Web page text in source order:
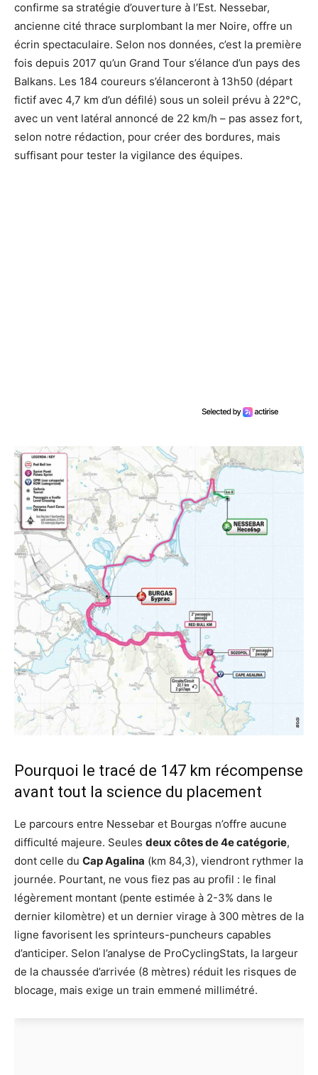
confirme sa stratégie d’ouverture à l’Est. Nessebar,
ancienne cité thrace surplombant la mer Noire, offre un
écrin spectaculaire. Selon nos données, c’est la première
fois depuis 2017 qu’un Grand Tour s’élance d’un pays des
Balkans. Les 184 coureurs s’élanceront à 13h50 (départ
fictif avec 4,7 km d’un défilé) sous un soleil prévu à 22°C,
avec un vent latéral annoncé de 22 km/h – pas assez fort,
selon notre rédaction, pour créer des bordures, mais
suffisant pour tester la vigilance des équipes.
Pourquoi le tracé de 147 km récompense
avant tout la science du placement
Le parcours entre Nessebar et Bourgas n’offre aucune
difficulté majeure. Seules deux côtes de 4e catégorie,
dont celle du Cap Agalina (km 84,3), viendront rythmer la
journée. Pourtant, ne vous fiez pas au profil : le final
légèrement montant (pente estimée à 2-3% dans le
dernier kilomètre) et un dernier virage à 300 mètres de la
ligne favorisent les sprinteurs-puncheurs capables
d’anticiper. Selon l’analyse de ProCyclingStats, la largeur
de la chaussée d’arrivée (8 mètres) réduit les risques de
blocage, mais exige un train emmené millimétré.